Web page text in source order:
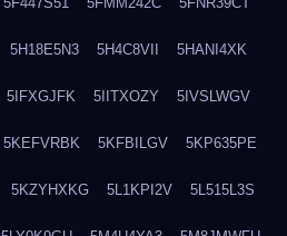
5H18E5N3 5H4C8VII 5HANI4XK
5IFXGJFK 5IITXOZY 5IVSLWGV
5KEFVRBK 5KFBILGV 5KP635PE
5KZYHXKG 5L1KPI2V 5L515L3S